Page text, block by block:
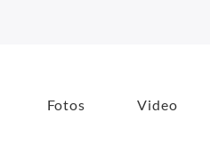
Fotos Video